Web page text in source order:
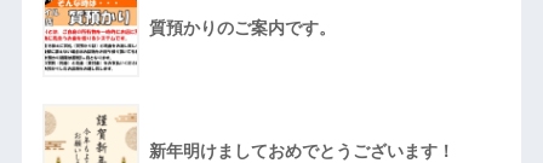
質預かりのご案内です。
新年明けましておめでとうございます！